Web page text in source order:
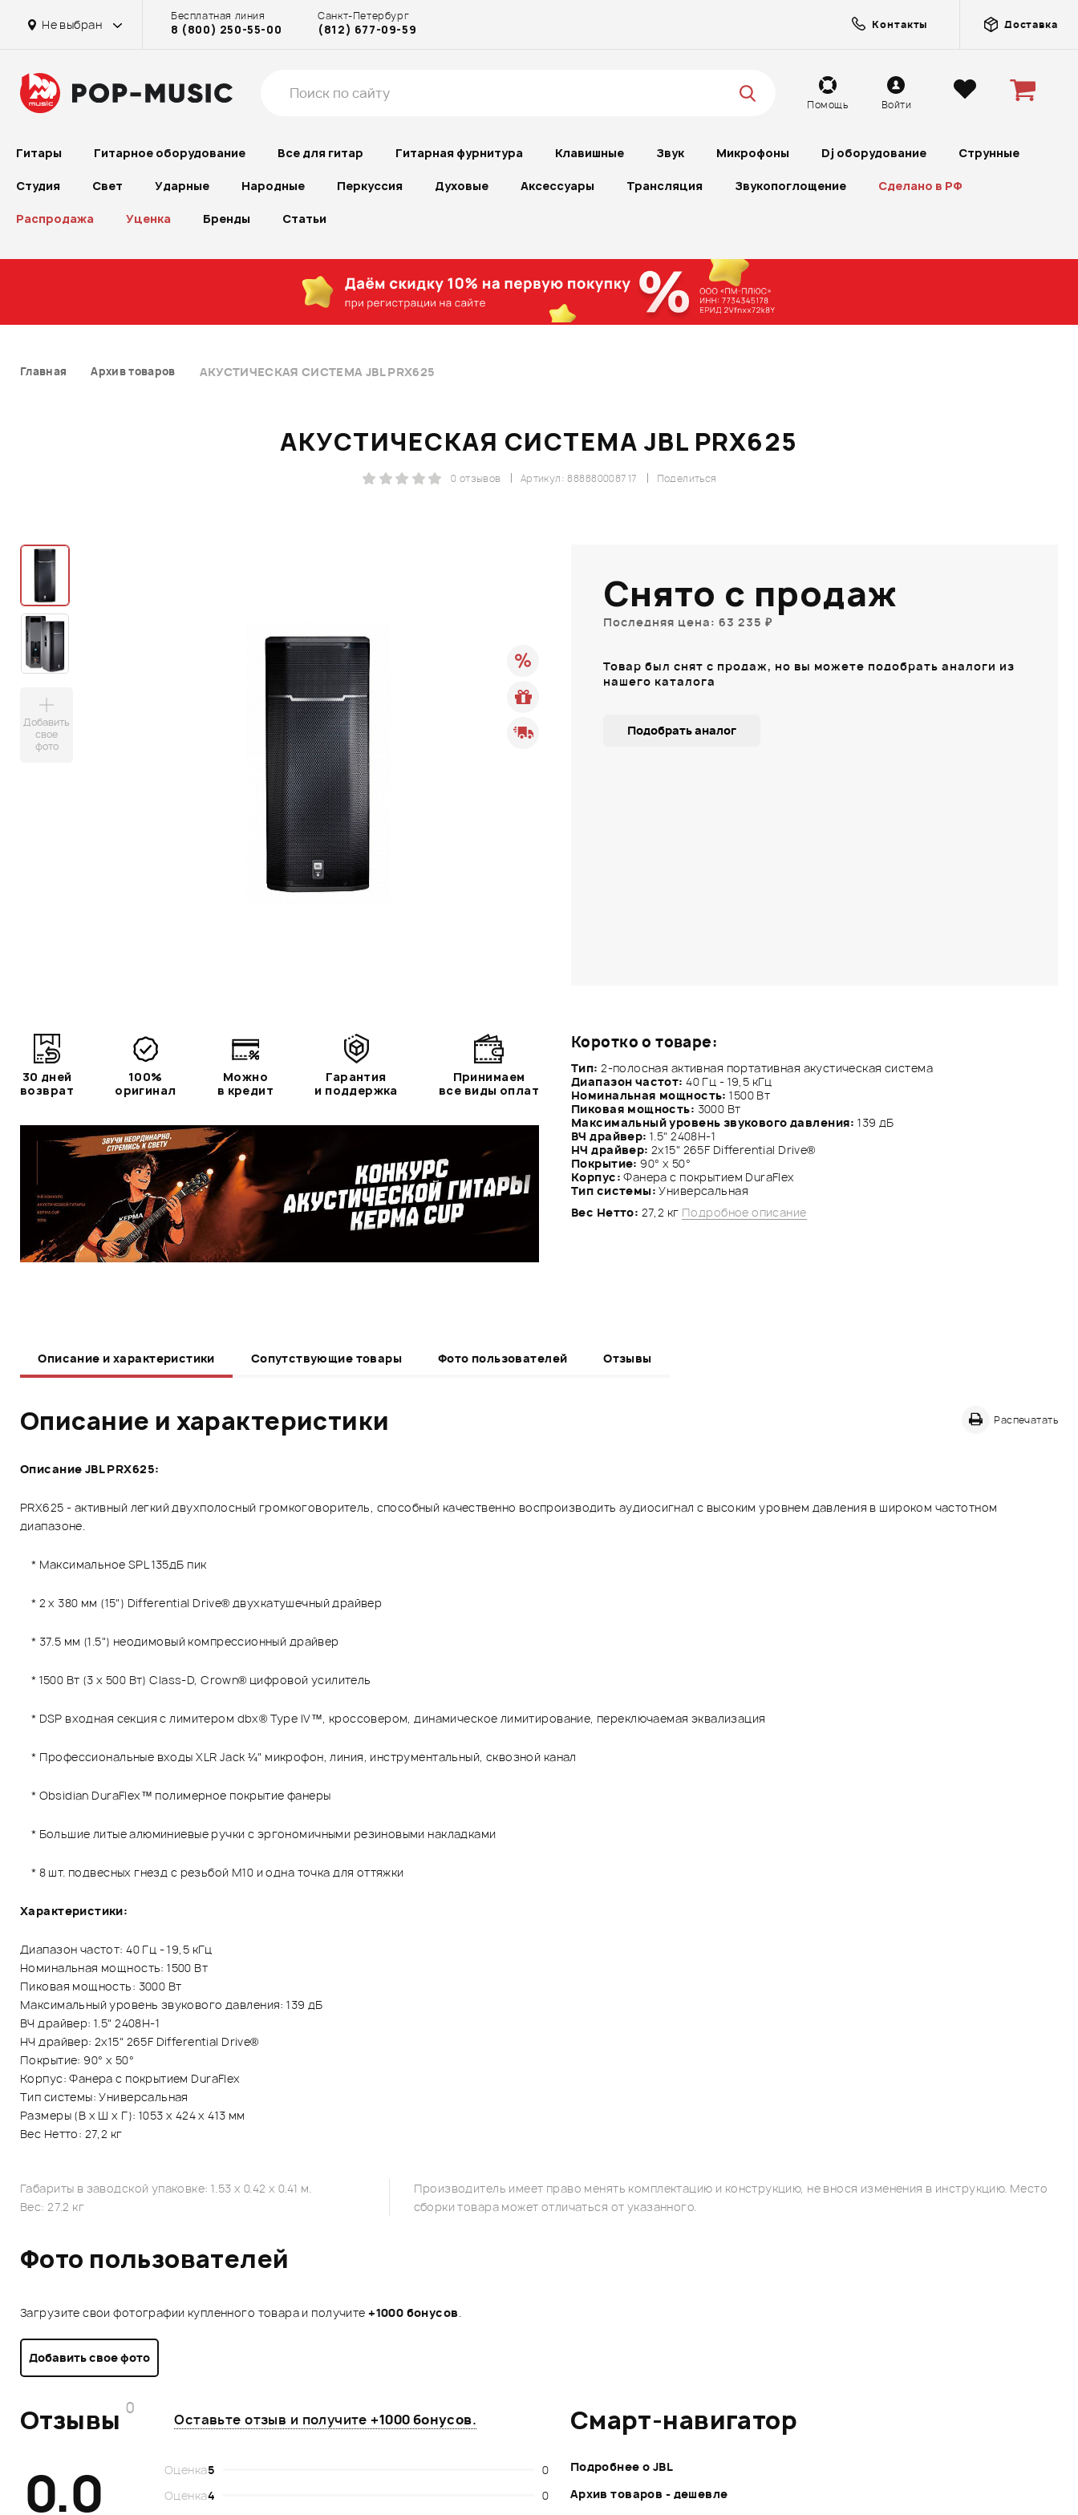
Не выбран
Бесплатная линия
8 (800) 250-55-00
Санкт-Петербург
(812) 677-09-59 Контакты Доставка
Помощь Войти
Гитары Гитарное оборудование Все для гитар Гитарная фурнитура Клавишные Звук Микрофоны Dj оборудование Струнные
Студия Свет Ударные Народные Перкуссия Духовые Аксессуары Трансляция Звукопоглощение Сделано в РФ
Распродажа Уценка Бренды Статьи
Главная Архив товаров АКУСТИЧЕСКАЯ СИСТЕМА JBL PRX625
АКУСТИЧЕСКАЯ СИСТЕМА JBL PRX625
Поделиться
Артикул: 888880008717
0 отзывов
Добавить
свое
фото
Коротко о товаре:
Тип: 2-полосная активная портативная акустическая система
Диапазон частот: 40 Гц - 19,5 кГц
Номинальная мощность: 1500 Вт
Пиковая мощность: 3000 Вт
Максимальный уровень звукового давления: 139 дБ
ВЧ драйвер: 1.5" 2408H-1
НЧ драйвер: 2х15" 265F Differential Drive®
Покрытие: 90° х 50°
Корпус: Фанера с покрытием DuraFlex
Тип системы: Универсальная
Вес Нетто: 27,2 кг Подробное описание
Снято с продаж
Последняя цена: 63 235 ₽
Товар был снят с продаж, но вы можете подобрать аналоги из
нашего каталога
Подобрать аналог
30 дней
возврат
100%
оригинал
Можно
в кредит
Гарантия
и поддержка
Принимаем
все виды оплат
Описание и характеристики Сопутствующие товары Фото пользователей Отзывы
Описание и характеристики Распечатать
Описание JBL PRX625:
PRX625 - активный легкий двухполосный громкоговоритель, способный качественно воспроизводить аудиосигнал с высоким уровнем давления в широком частотном
диапазоне.
* Максимальное SPL 135дБ пик
* 2 x 380 мм (15") Differential Drive® двухкатушечный драйвер
* 37.5 мм (1.5") неодимовый компрессионный драйвер
* 1500 Вт (3 x 500 Вт) Class-D, Crown® цифровой усилитель
* DSP входная секция с лимитером dbx® Type IV™, кроссовером, динамическое лимитирование, переключаемая эквализация
* Профессиональные входы XLR Jack ¼" микрофон, линия, инструментальный, сквозной канал
* Obsidian DuraFlex™ полимерное покрытие фанеры
* Большие литые алюминиевые ручки с эргономичными резиновыми накладками
* 8 шт. подвесных гнезд с резьбой M10 и одна точка для оттяжки
Характеристики:
Диапазон частот: 40 Гц - 19,5 кГц
Номинальная мощность: 1500 Вт
Пиковая мощность: 3000 Вт
Максимальный уровень звукового давления: 139 дБ
ВЧ драйвер: 1.5" 2408H-1
НЧ драйвер: 2х15" 265F Differential Drive®
Покрытие: 90° х 50°
Корпус: Фанера с покрытием DuraFlex
Тип системы: Универсальная
Размеры (В x Ш x Г): 1053 х 424 х 413 мм
Вес Нетто: 27,2 кг
Габариты в заводской упаковке: 1.53 x 0.42 x 0.41 м.
Вес: 27.2 кг
Производитель имеет право менять комплектацию и конструкцию, не внося изменения в инструкцию. Место
сборки товара может отличаться от указанного.
Фото пользователей
Загрузите свои фотографии купленного товара и получите+1000 бонусов.
Добавить свое фото
Отзывы 0
Оставьте отзыв и получите +1000 бонусов.
0.0 Оценка5
0
Оценка4
0
Смарт-навигатор
Подробнее о JBL
Архив товаров - дешевле